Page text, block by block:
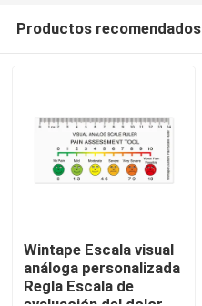
Hogar
Productos
Sobre nosotros
Productos recomendados
Wintape Escala visual
análoga personalizada
Regla Escala de